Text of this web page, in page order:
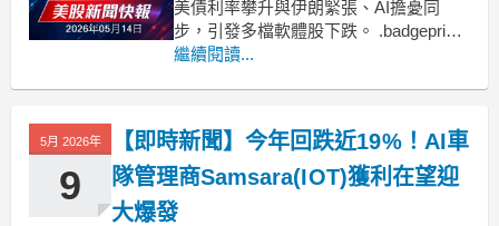
美債利率攀升與伊朗緊張、AI擔憂同
步，引發多檔軟體股下跌。 .badgeprice-
container {
gap: 1rem !important;
繼續閱讀...
5月 2026年
9
【即時新聞】今年回跌近19%！AI車
隊管理商Samsara(IOT)獲利在望迎
大爆發